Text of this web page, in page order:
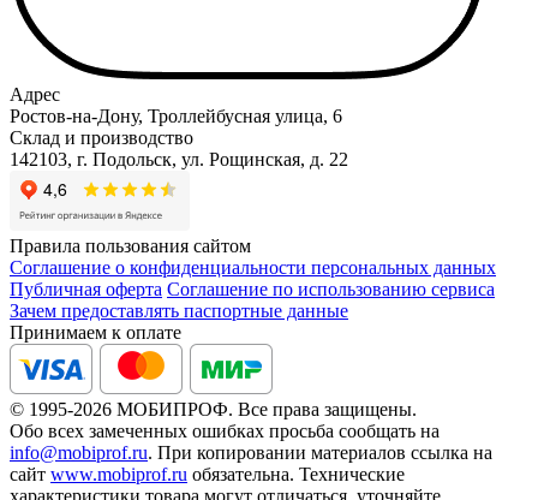
Адрес
Ростов-на-Дону, Троллейбусная улица, 6
Склад и производство
142103, г. Подольск, ул. Рощинская, д. 22
Правила пользования сайтом
Соглашение о конфиденциальности персональных данных
Публичная оферта Соглашение по использованию сервиса
Зачем предоставлять паспортные данные
Принимаем к оплате
© 1995-2026 МОБИПРОФ. Все права защищены.
Обо всех замеченных ошибках просьба сообщать на
info@mobiprof.ru. При копировании материалов ссылка на
сайт www.mobiprof.ru обязательна. Технические
характеристики товара могут отличаться, уточняйте